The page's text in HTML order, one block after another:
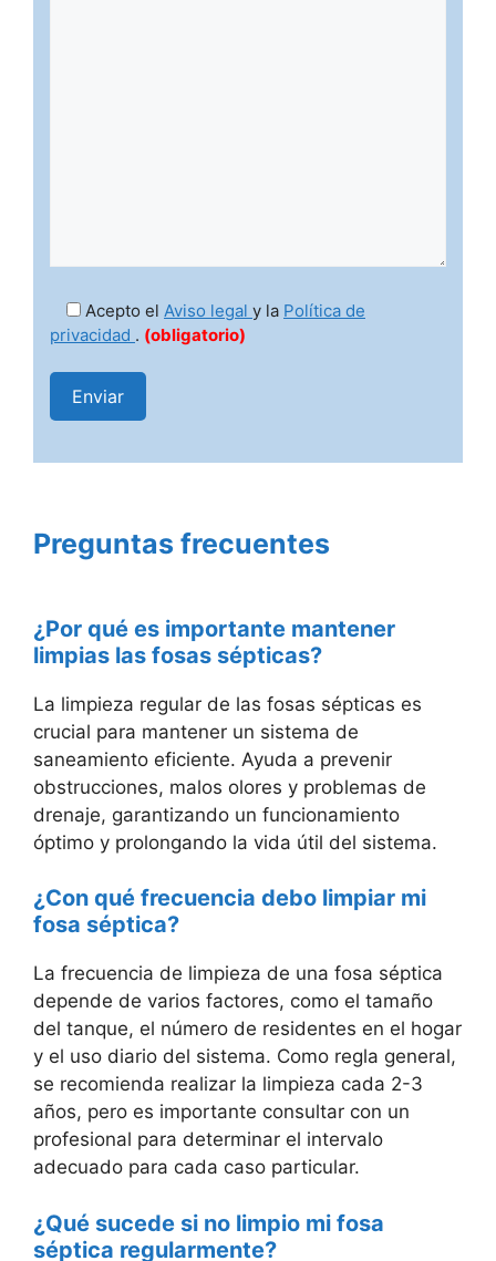
Acepto el Aviso legal y la Política de
privacidad . (obligatorio)
Preguntas frecuentes
¿Por qué es importante mantener
limpias las fosas sépticas?
La limpieza regular de las fosas sépticas es
crucial para mantener un sistema de
saneamiento eficiente. Ayuda a prevenir
obstrucciones, malos olores y problemas de
drenaje, garantizando un funcionamiento
óptimo y prolongando la vida útil del sistema.
¿Con qué frecuencia debo limpiar mi
fosa séptica?
La frecuencia de limpieza de una fosa séptica
depende de varios factores, como el tamaño
del tanque, el número de residentes en el hogar
y el uso diario del sistema. Como regla general,
se recomienda realizar la limpieza cada 2-3
años, pero es importante consultar con un
profesional para determinar el intervalo
adecuado para cada caso particular.
¿Qué sucede si no limpio mi fosa
séptica regularmente?